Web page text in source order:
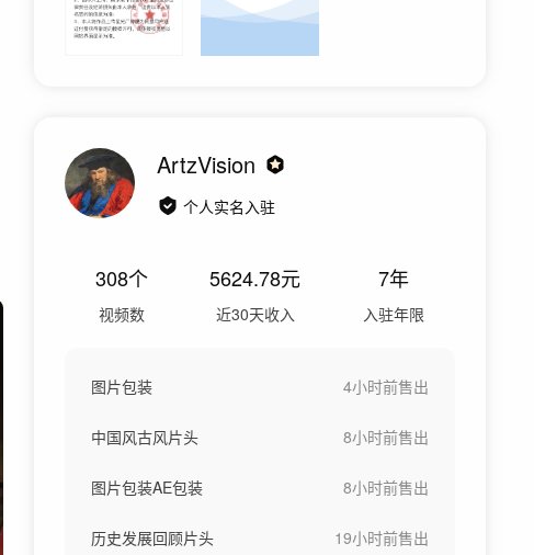
ArtzVision
个人实名入驻
308个
视频数
5624.78元
近30天收入
7年
入驻年限
图片包装 4小时前售出
中国风古风片头 8小时前售出
图片包装AE包装 8小时前售出
历史发展回顾片头 19小时前售出